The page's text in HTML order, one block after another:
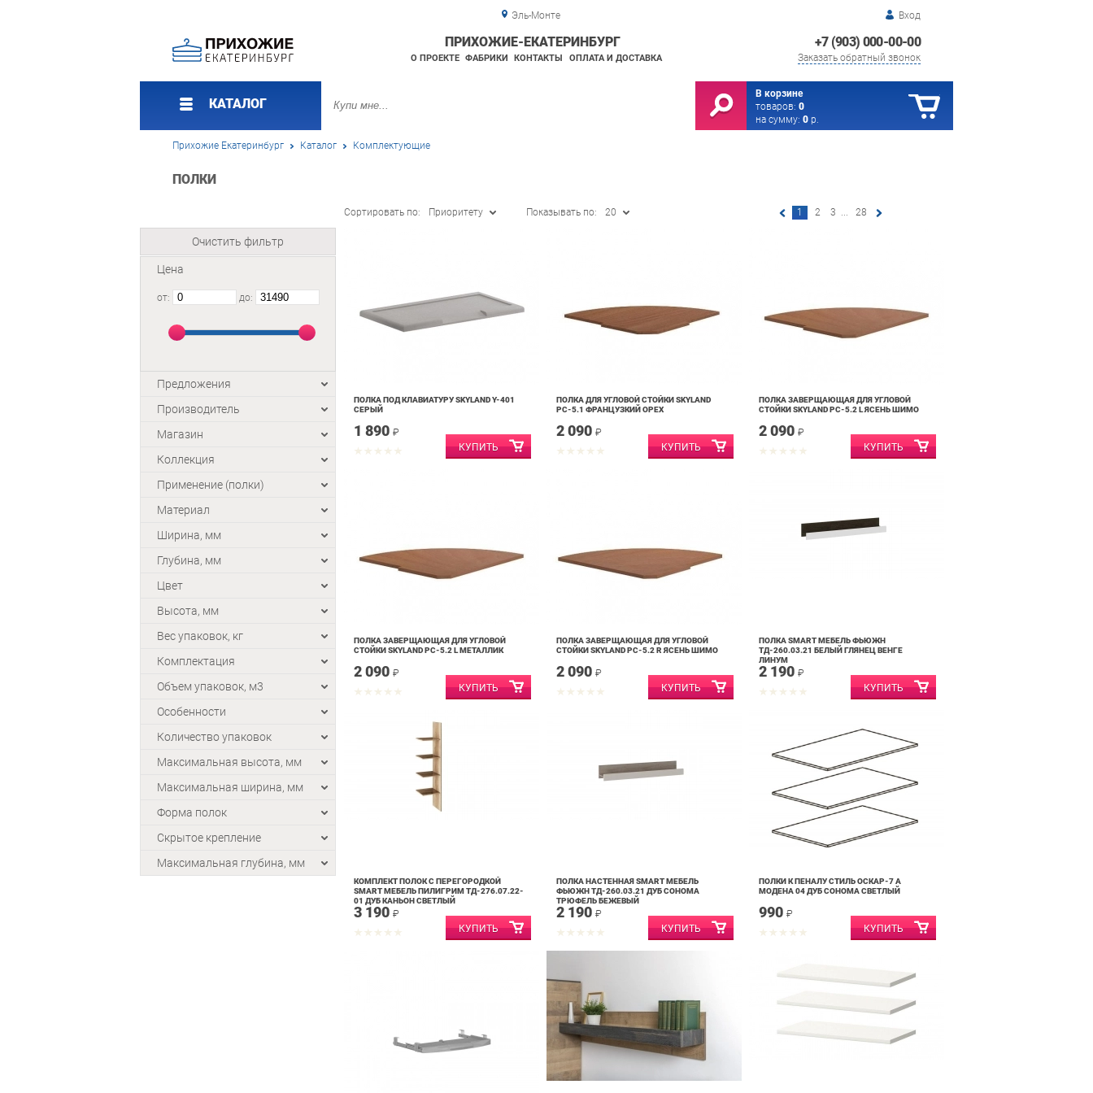
Эль-Монте Вход
+7 (903) 000-00-00
Заказать обратный звонок
ПРИХОЖИЕ-ЕКАТЕРИНБУРГ
О ПРОЕКТЕ ФАБРИКИ КОНТАКТЫ ОПЛАТА И ДОСТАВКА
КАТАЛОГ
В корзине
товаров: 0
на сумму: 0 р.
Прихожие Екатеринбург Каталог Комплектующие
ПОЛКИ
Очистить фильтр
Цена
от: до:
Предложения
Производитель
Магазин
Коллекция
Применение (полки)
Материал
Ширина, мм
Глубина, мм
Цвет
Высота, мм
Вес упаковок, кг
Комплектация
Объем упаковок, м3
Особенности
Количество упаковок
Максимальная высота, мм
Максимальная ширина, мм
Форма полок
Скрытое крепление
Максимальная глубина, мм
Сортировать по: Приоритету Показывать по: 20 1 2 3 ... 28
ПОЛКА ПОД КЛАВИАТУРУ SKYLAND Y-401
СЕРЫЙ
1 890 ₽
ПОЛКА ДЛЯ УГЛОВОЙ СТОЙКИ SKYLAND
PC-5.1 ФРАНЦУЗКИЙ ОРЕХ
2 090 ₽
ПОЛКА ЗАВЕРЩАЮЩАЯ ДЛЯ УГЛОВОЙ
СТОЙКИ SKYLAND PC-5.2 L ЯСЕНЬ ШИМО
2 090 ₽
ПОЛКА ЗАВЕРЩАЮЩАЯ ДЛЯ УГЛОВОЙ
СТОЙКИ SKYLAND PC-5.2 L МЕТАЛЛИК
2 090 ₽
ПОЛКА ЗАВЕРЩАЮЩАЯ ДЛЯ УГЛОВОЙ
СТОЙКИ SKYLAND PC-5.2 R ЯСЕНЬ ШИМО
2 090 ₽
ПОЛКА SMART МЕБЕЛЬ ФЬЮЖН
ТД-260.03.21 БЕЛЫЙ ГЛЯНЕЦ ВЕНГЕ
ЛИНУМ
2 190 ₽
КОМПЛЕКТ ПОЛОК С ПЕРЕГОРОДКОЙ
SMART МЕБЕЛЬ ПИЛИГРИМ ТД-276.07.22-
01 ДУБ КАНЬОН СВЕТЛЫЙ
3 190 ₽
ПОЛКА НАСТЕННАЯ SMART МЕБЕЛЬ
ФЬЮЖН ТД-260.03.21 ДУБ СОНОМА
ТРЮФЕЛЬ БЕЖЕВЫЙ
2 190 ₽
ПОЛКИ К ПЕНАЛУ СТИЛЬ ОСКАР-7 А
МОДЕНА 04 ДУБ СОНОМА СВЕТЛЫЙ
990 ₽